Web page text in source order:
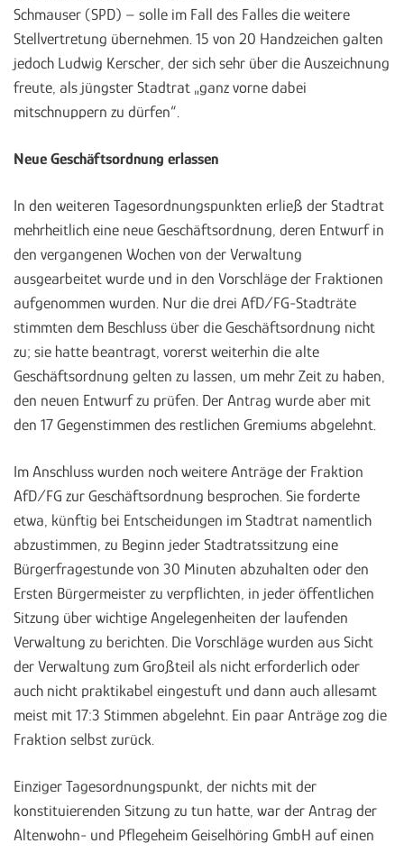
Schmauser (SPD) – solle im Fall des Falles die weitere
Stellvertretung übernehmen. 15 von 20 Handzeichen galten
jedoch Ludwig Kerscher, der sich sehr über die Auszeichnung
freute, als jüngster Stadtrat „ganz vorne dabei
mitschnuppern zu dürfen“.
Neue Geschäftsordnung erlassen
In den weiteren Tagesordnungspunkten erließ der Stadtrat
mehrheitlich eine neue Geschäftsordnung, deren Entwurf in
den vergangenen Wochen von der Verwaltung
ausgearbeitet wurde und in den Vorschläge der Fraktionen
aufgenommen wurden. Nur die drei AfD/FG-Stadträte
stimmten dem Beschluss über die Geschäftsordnung nicht
zu; sie hatte beantragt, vorerst weiterhin die alte
Geschäftsordnung gelten zu lassen, um mehr Zeit zu haben,
den neuen Entwurf zu prüfen. Der Antrag wurde aber mit
den 17 Gegenstimmen des restlichen Gremiums abgelehnt.
Im Anschluss wurden noch weitere Anträge der Fraktion
AfD/FG zur Geschäftsordnung besprochen. Sie forderte
etwa, künftig bei Entscheidungen im Stadtrat namentlich
abzustimmen, zu Beginn jeder Stadtratssitzung eine
Bürgerfragestunde von 30 Minuten abzuhalten oder den
Ersten Bürgermeister zu verpflichten, in jeder öffentlichen
Sitzung über wichtige Angelegenheiten der laufenden
Verwaltung zu berichten. Die Vorschläge wurden aus Sicht
der Verwaltung zum Großteil als nicht erforderlich oder
auch nicht praktikabel eingestuft und dann auch allesamt
meist mit 17:3 Stimmen abgelehnt. Ein paar Anträge zog die
Fraktion selbst zurück.
Einziger Tagesordnungspunkt, der nichts mit der
konstituierenden Sitzung zu tun hatte, war der Antrag der
Altenwohn- und Pflegeheim Geiselhöring GmbH auf einen